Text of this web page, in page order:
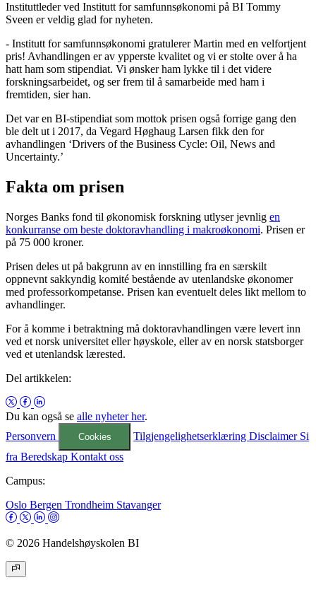
Instituttleder ved Institutt for samfunnsøkonomi på BI Tommy
Sveen er veldig glad for nyheten.
- Institutt for samfunnsøkonomi gratulerer Martin med en velfortjent
pris! Avhandlingen er av ypperste kvalitet og vi er stolte over å ha
hatt ham som stipendiat. Vi ønsker ham lykke til i det videre
forskningsarbeidet, og ser frem til å samarbeide med ham i
fremtiden, sier han.
Det var en BI-stipendiat som mottok prisen også forrige gang den
ble delt ut i 2017, da Vegard Høghaug Larsen fikk den for
avhandlingen ‘Drivers of the Business Cycle: Oil, News and
Uncertainty.’
Fakta om prisen
Norges Banks fond til økonomisk forskning utlyser jevnlig en
konkurranse om beste doktoravhandling i makroøkonomi. Prisen er
på 75 000 kroner.
Prisen deles ut på bakgrunn av en innstilling fra en særskilt
oppnevnt sakkyndig komité bestående av utenlandske økonomer
med professorkompetanse. Prisen kan eventuelt deles likt mellom to
avhandlinger.
For å komme i betraktning må doktoravhandlingen være levert inn
ved et norsk universitet eller høyskole, eller av en norsk statsborger
ved et utenlandsk lærested.
Del artikkelen:
Du kan også se alle nyheter her.
Personvern
Cookies TilgjengelighetserklæringDisclaimer Si
fra Beredskap Kontakt oss
Campus:
Oslo Bergen Trondheim Stavanger
© 2026 Handelshøyskolen BI